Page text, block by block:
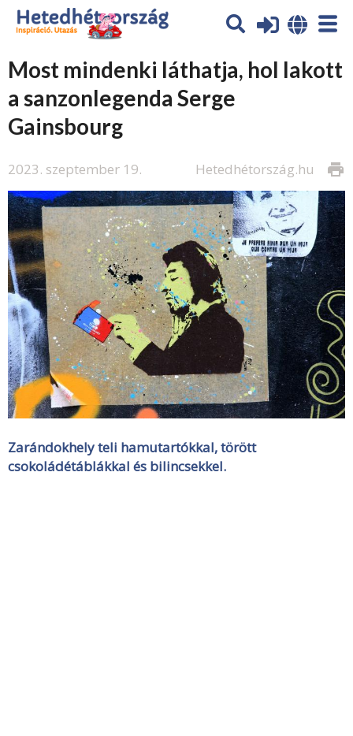
Most mindenki láthatja, hol lakott
a sanzonlegenda Serge
Gainsbourg
2023. szeptember 19. print
Hetedhétország.hu
Zarándokhely teli hamutartókkal, törött
csokoládétáblákkal és bilincsekkel.